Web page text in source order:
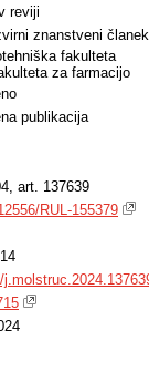
reviji
znanstveni članek
fakulteta
za farmacijo
publikacija
art. 137639
RUL-155379